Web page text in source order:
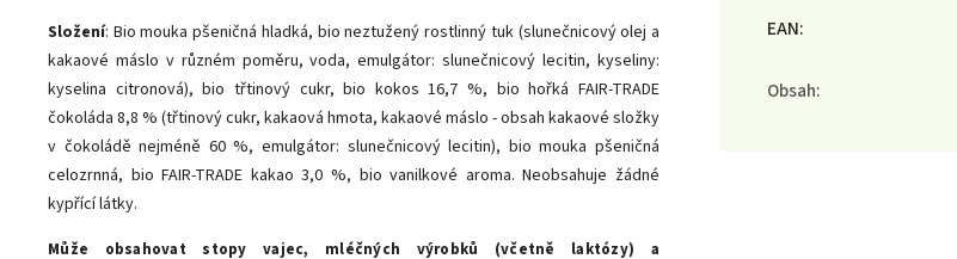
Složení: Bio mouka pšeničná hladká, bio neztužený rostlinný tuk (slunečnicový olej a
kakaové máslo v různém poměru, voda, emulgátor: slunečnicový lecitin, kyseliny:
kyselina citronová), bio třtinový cukr, bio kokos 16,7 %, bio hořká FAIR-TRADE
čokoláda 8,8 % (třtinový cukr, kakaová hmota, kakaové máslo - obsah kakaové složky
v čokoládě nejméně 60 %, emulgátor: slunečnicový lecitin), bio mouka pšeničná
celozrnná, bio FAIR-TRADE kakao 3,0 %, bio vanilkové aroma. Neobsahuje žádné
kypřící látky.
Může obsahovat stopy vajec, mléčných výrobků (včetně laktózy) a
EAN:
Obsah: